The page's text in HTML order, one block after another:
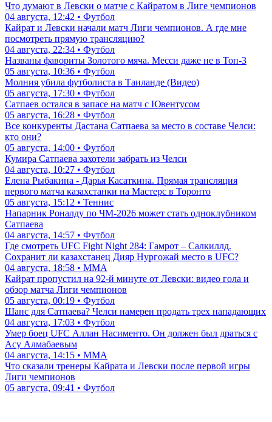
Что думают в Левски о матче с Кайратом в Лиге чемпионов
04 августа, 12:42 • Футбол
Кайрат и Левски начали матч Лиги чемпионов. А где мне
посмотреть прямую трансляцию?
04 августа, 22:34 • Футбол
Названы фавориты Золотого мяча. Месси даже не в Топ-3
05 августа, 10:36 • Футбол
Молния убила футболиста в Таиланде (Видео)
05 августа, 17:30 • Футбол
Сатпаев остался в запасе на матч с Ювентусом
05 августа, 16:28 • Футбол
Все конкуренты Дастана Сатпаева за место в составе Челси:
кто они?
05 августа, 14:00 • Футбол
Кумира Сатпаева захотели забрать из Челси
04 августа, 10:27 • Футбол
Елена Рыбакина - Дарья Касаткина. Прямая трансляция
первого матча казахстанки на Мастерс в Торонто
05 августа, 15:12 • Теннис
Напарник Роналду по ЧМ-2026 может стать одноклубником
Сатпаева
04 августа, 14:57 • Футбол
Где смотреть UFC Fight Night 284: Гамрот – Салкиллд.
Сохранит ли казахстанец Дияр Нургожай место в UFC?
04 августа, 18:58 • ММА
Кайрат пропустил на 92-й минуте от Левски: видео гола и
обзор матча Лиги чемпионов
05 августа, 00:19 • Футбол
Шанс для Сатпаева? Челси намерен продать трех нападающих
04 августа, 17:03 • Футбол
Умер боец UFC Аллан Насименто. Он должен был драться с
Асу Алмабаевым
04 августа, 14:15 • ММА
Что сказали тренеры Кайрата и Левски после первой игры
Лиги чемпионов
05 августа, 09:41 • Футбол